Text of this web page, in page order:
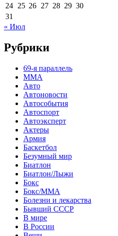
24 25 26 27 28 29 30
31
« Июл
Рубрики
69-я параллель
MMA
Авто
Автоновости
Автособытия
Автоспорт
Автоэксперт
Актеры
Армия
Баскетбол
Безумный мир
Биатлон
Биатлон/Лыжи
Бокс
Бокс/MMA
Болезни и лекарства
Бывший СССР
В мире
В России